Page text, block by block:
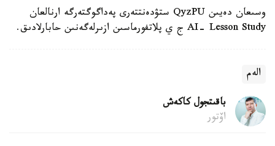
وسىعان دەيىن QyzPU ستۋدەنتتەرى پەداگوگتەرگە ارنالعان
AI- Lesson Study ج ي پلاتفورماسىن ازىرلەگەنىن حابارلادىق.
الەم
باقىتجول كاكەش
اۆتور